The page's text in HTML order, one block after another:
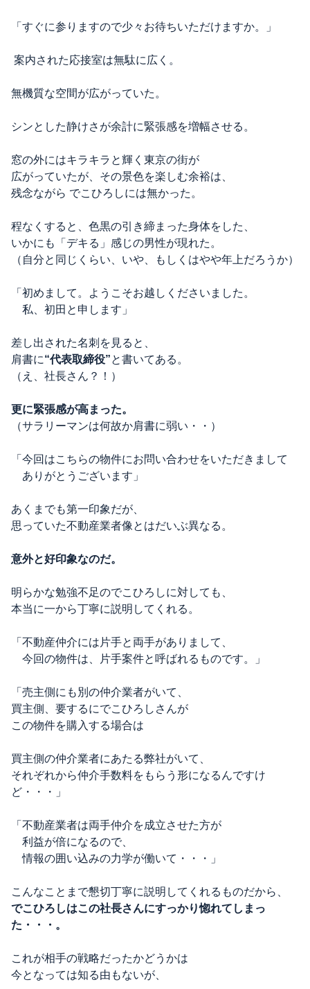
「すぐに参りますので少々お待ちいただけますか。」
案内された応接室は無駄に広く。
無機質な空間が広がっていた。
シンとした静けさが余計に緊張感を増幅させる。
窓の外にはキラキラと輝く東京の街が
広がっていたが、その景色を楽しむ余裕は、
残念ながら でこひろしには無かった。
程なくすると、色黒の引き締まった身体をした、
いかにも「デキる」感じの男性が現れた。
（自分と同じくらい、いや、もしくはやや年上だろうか）
「初めまして。ようこそお越しくださいました。
私、初田と申します」
差し出された名刺を見ると、
肩書に“代表取締役”と書いてある。
（え、社長さん？！）
更に緊張感が高まった。
（サラリーマンは何故か肩書に弱い・・）
「今回はこちらの物件にお問い合わせをいただきまして
ありがとうございます」
あくまでも第一印象だが、
思っていた不動産業者像とはだいぶ異なる。
意外と好印象なのだ。
明らかな勉強不足のでこひろしに対しても、
本当に一から丁寧に説明してくれる。
「不動産仲介には片手と両手がありまして、
今回の物件は、片手案件と呼ばれるものです。」
「売主側にも別の仲介業者がいて、
買主側、要するにでこひろしさんが
この物件を購入する場合は
買主側の仲介業者にあたる弊社がいて、
それぞれから仲介手数料をもらう形になるんですけ
ど・・・」
「不動産業者は両手仲介を成立させた方が
利益が倍になるので、
情報の囲い込みの力学が働いて・・・」
こんなことまで懇切丁寧に説明してくれるものだから、
でこひろしはこの社長さんにすっかり惚れてしまっ
た・・・。
これが相手の戦略だったかどうかは
今となっては知る由もないが、